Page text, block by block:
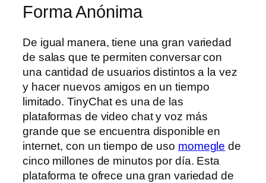
Forma Anónima
De igual manera, tiene una gran variedad
de salas que te permiten conversar con
una cantidad de usuarios distintos a la vez
y hacer nuevos amigos en un tiempo
limitado. TinyChat es una de las
plataformas de video chat y voz más
grande que se encuentra disponible en
internet, con un tiempo de uso momegle de
cinco millones de minutos por día. Esta
plataforma te ofrece una gran variedad de